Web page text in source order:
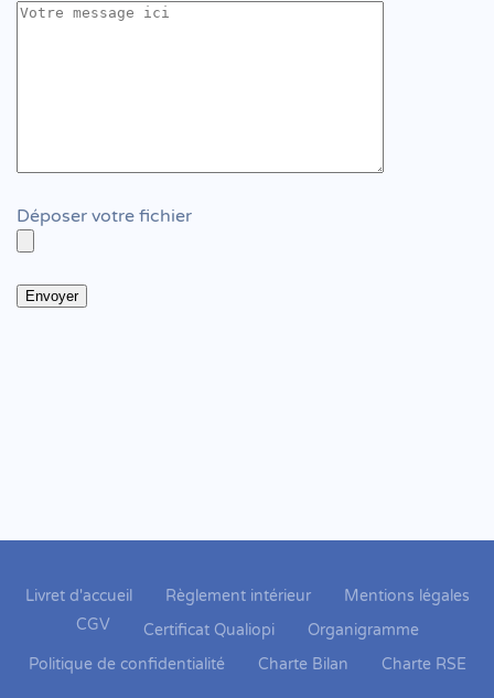
Déposer votre fichier
Livret d'accueil Règlement intérieur
Mentions légales
CGV
Certificat Qualiopi
Organigramme
Politique de confidentialité
Charte Bilan Charte RSE